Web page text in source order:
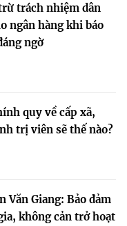
trách nhiệm dân
ngân hàng khi báo
ngờ
quy về cấp xã,
trị viên sẽ thế nào?
Văn Giang: Bảo đảm
không cản trở hoạt